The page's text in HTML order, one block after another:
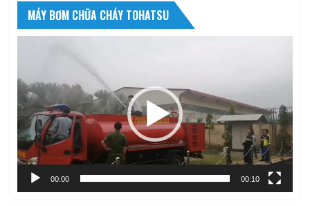
MÁY BƠM CHỮA CHÁY TOHATSU
Video
00:00 00:10